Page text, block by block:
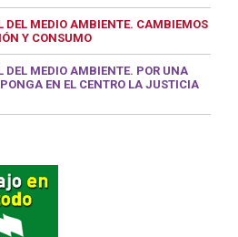
DEL MEDIO AMBIENTE. CAMBIEMOS
Y CONSUMO
MEDIO AMBIENTE. POR UNA
EN EL CENTRO LA JUSTICIA